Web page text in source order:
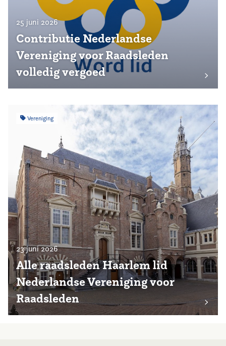
25 juni 2026
Contributie Nederlandse
Vereniging voor Raadsleden
volledig vergoed
Vereniging
23 juni 2026
Alle raadsleden Haarlem lid
Nederlandse Vereniging voor
Raadsleden